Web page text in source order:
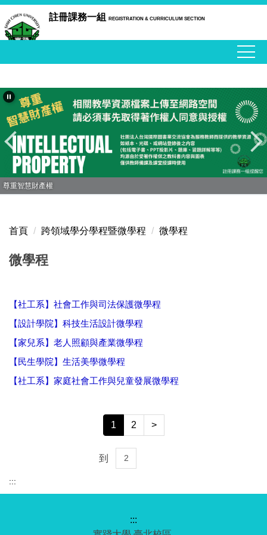
跳
到
主
容
區
註冊課務一組 REGISTRATION & CURRICULUM SECTION
尊重智慧財產權
首頁 跨領域學分學程暨微學程 微學程
微學程
【社工系】社會工作與司法保護微學程
【設計學院】科技生活設計微學程
【家兒系】老人照顧與產業微學程
【民生學院】生活美學微學程
【社工系】家庭社會工作與兒童發展微學程
1 2 >
到
:::
:::